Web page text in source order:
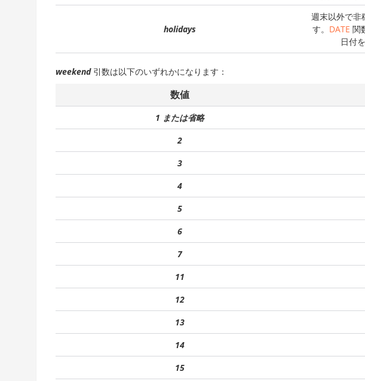
holidays
週末以外で非
す。 DATE 関
日付
weekend引数は以下のいずれかになります：
数値
1 または省略
2
3
4
5
6
7
11
12
13
14
15